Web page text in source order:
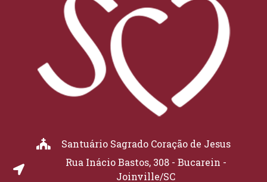
Santuário Sagrado Coração de Jesus
Rua Inácio Bastos, 308 - Bucarein -
Joinville/SC